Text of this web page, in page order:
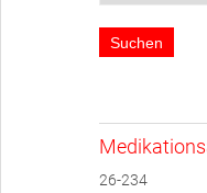
26-234